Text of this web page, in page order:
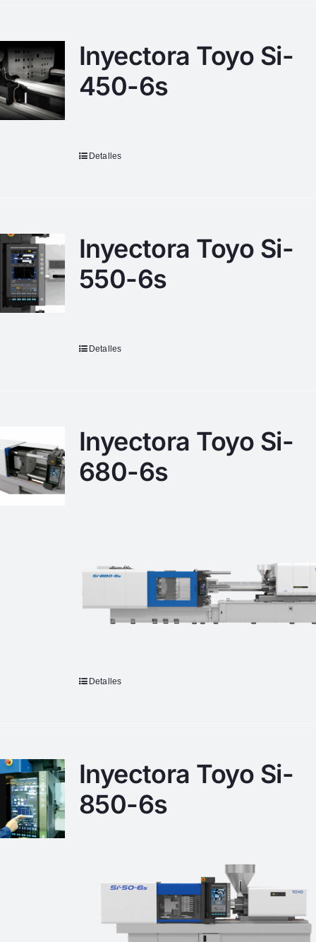
Inyectora Toyo Si-
450-6s
Detalles
Inyectora Toyo Si-
550-6s
Detalles
Inyectora Toyo Si-
680-6s
Detalles
Inyectora Toyo Si-
850-6s